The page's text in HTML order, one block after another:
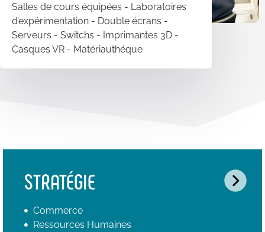
Salles de cours équipées - Laboratoires
d’expérimentation - Double écrans -
Serveurs - Switchs - Imprimantes 3D -
Casques VR - Matériauthéque
STRATÉGIE
Commerce
Ressources Humaines